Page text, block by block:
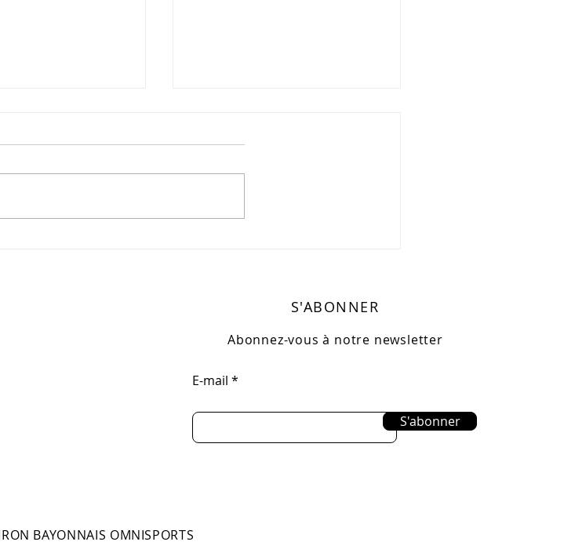
S'ABONNER
Abonnez-vous à notre newsletter
E-mail
S'abonner
BAYONNAIS OMNISPORTS